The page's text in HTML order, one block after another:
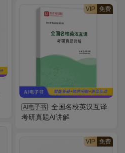
VIP 免费
AI电子书
全国名校英汉互译
考研真题AI讲解
VIP 免费